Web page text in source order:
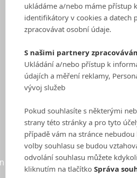
ukládáme a/nebo máme přístup
identifikátory v cookies a datech
zpracovávat osobní údaje.
S našimi partnery
Ukládání a/nebo přístup k
údajích a měření reklamy,
vývoj služeb
Pokud souhlasíte s některými
strany této stránky a pro tyto
případě vám na stránce
volby souhlasu se budou
odvolání souhlasu můžete
kliknutím na tlačítko Správa